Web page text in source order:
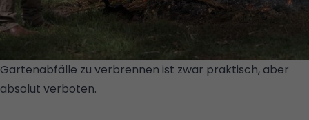
Gartenabfälle zu verbrennen ist zwar praktisch, aber
absolut verboten.